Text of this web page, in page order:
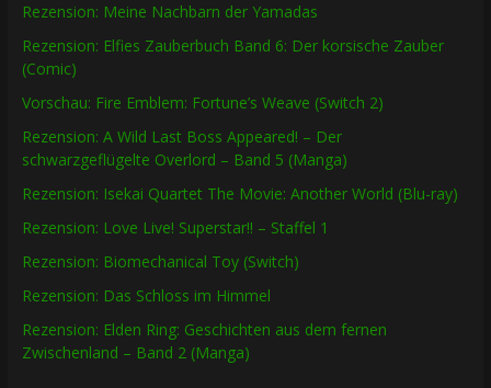
Rezension: Meine Nachbarn der Yamadas
Rezension: Elfies Zauberbuch Band 6: Der korsische Zauber
(Comic)
Vorschau: Fire Emblem: Fortune’s Weave (Switch 2)
Rezension: A Wild Last Boss Appeared! – Der
schwarzgeflügelte Overlord – Band 5 (Manga)
Rezension: Isekai Quartet The Movie: Another World (Blu-ray)
Rezension: Love Live! Superstar!! – Staffel 1
Rezension: Biomechanical Toy (Switch)
Rezension: Das Schloss im Himmel
Rezension: Elden Ring: Geschichten aus dem fernen
Zwischenland – Band 2 (Manga)